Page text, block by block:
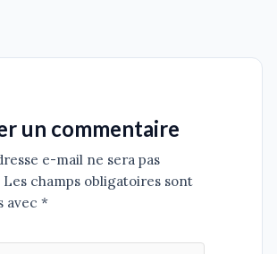
un commentaire
e-mail ne sera pas
Les champs obligatoires sont
avec *